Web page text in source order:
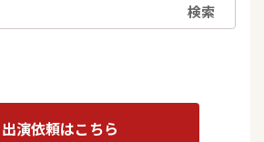
検索
出演依頼はこちら